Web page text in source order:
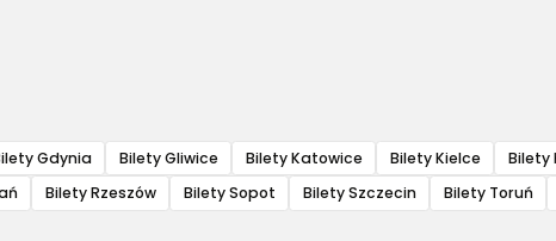
Gdynia Bilety Gliwice Bilety Katowice Bilety Kielce Bilety
Bilety Rzeszów Bilety Sopot Bilety Szczecin Bilety Toruń